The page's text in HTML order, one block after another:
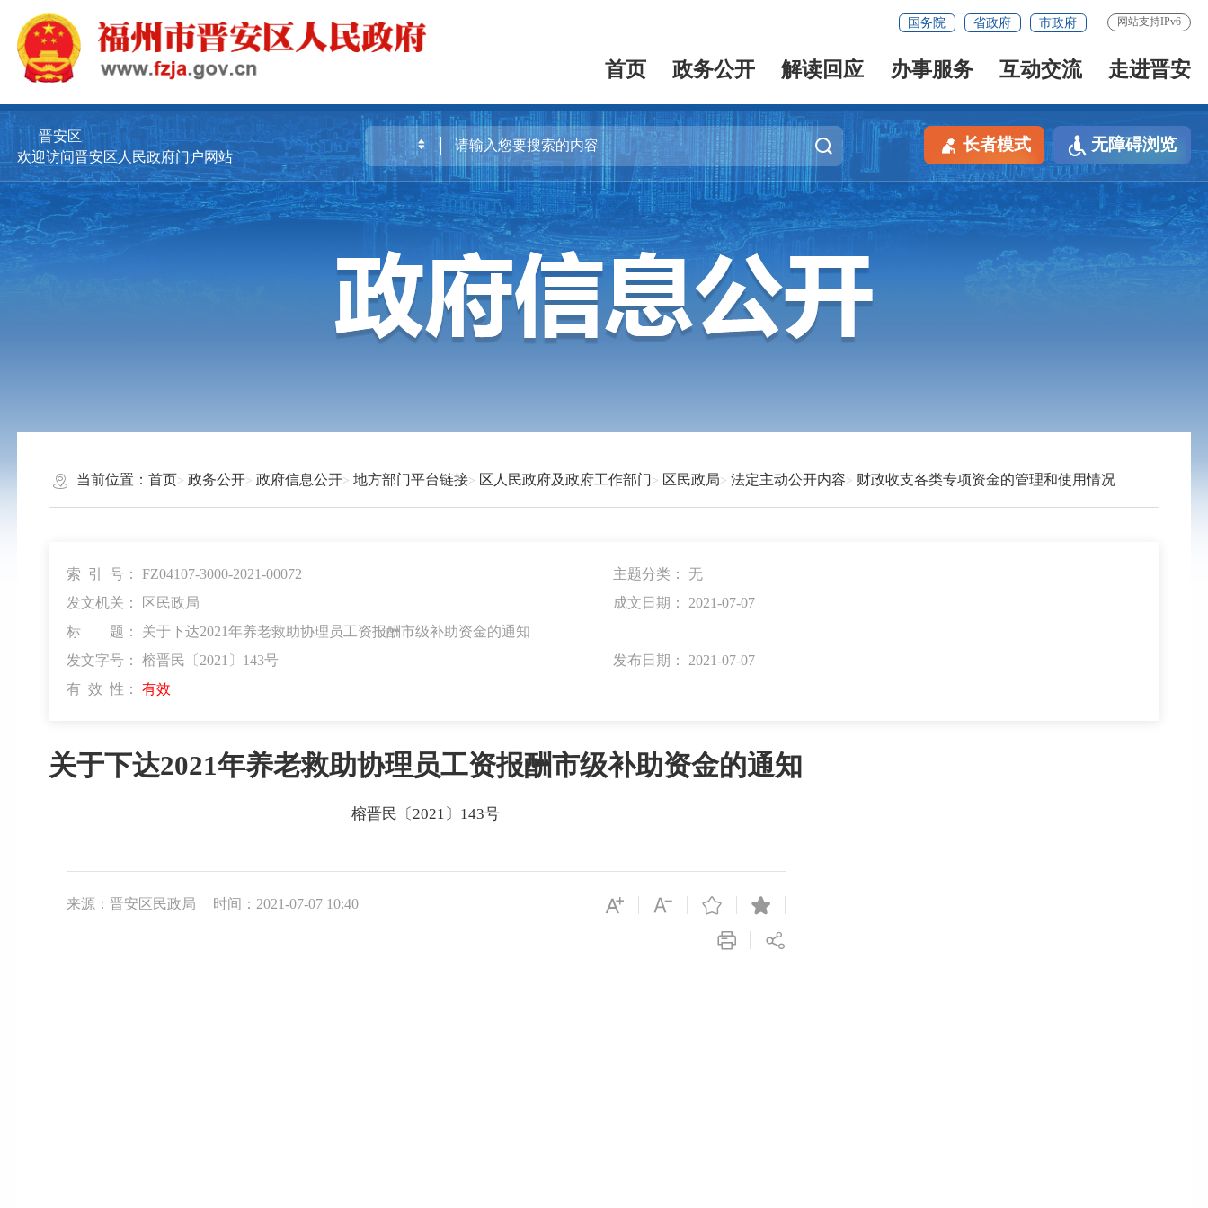
国务院 省政府 市政府 网站支持IPv6
首页 政务公开 解读回应 办事服务 互动交流 走进晋安
晋安区
欢迎访问晋安区人民政府门户网站
长者模式 无障碍浏览
当前位置： 首页 政务公开 政府信息公开 地方部门平台链接 区人民政府及政府工作部门 区民政局 法定主动公开内容 财政收支各类专项资金的管理和使用情况
索 引 号： FZ04107-3000-2021-00072 主题分类： 无
发文机关：
区民政局 成文日期： 2021-07-07
标 题： 关于下达2021年养老救助协理员工资报酬市级补助资金的通知
发文字号： 榕晋民〔2021〕143号 发布日期： 2021-07-07
有 效 性： 有效
关于下达2021年养老救助协理员工资报酬市级补助资金的通知
榕晋民〔2021〕143号
来源：晋安区民政局 时间：2021-07-07 10:40